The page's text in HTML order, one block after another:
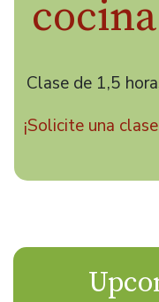
Clase de 1,5
¡Solicite una